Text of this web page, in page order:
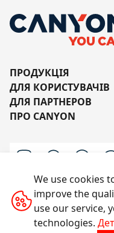
ПРОДУКЦІЯ
ДЛЯ КОРИСТУВАЧІВ
ДЛЯ ПАРТНЕРОВ
ПРО CANYON
We use cookies
improve the
use our service,
technologies.